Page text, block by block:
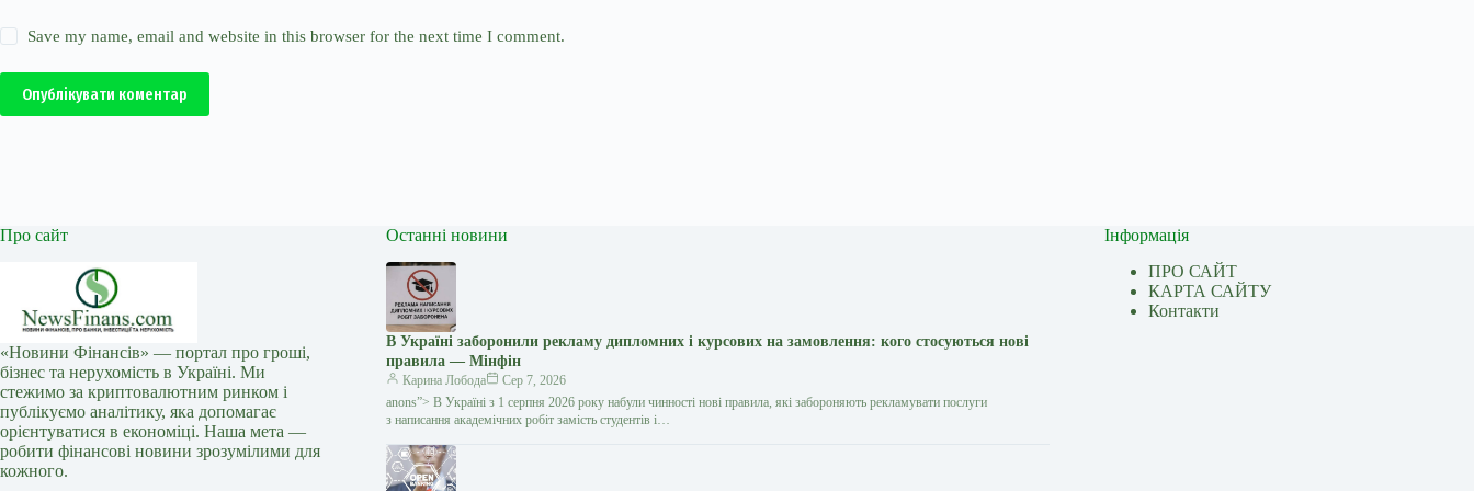
Save my name, email and website in this browser for the next time I comment.
Опублікувати коментар
Про сайт
«Новини Фінансів» — портал про гроші,
бізнес та нерухомість в Україні. Ми
стежимо за криптовалютним ринком і
публікуємо аналітику, яка допомагає
орієнтуватися в економіці. Наша мета —
робити фінансові новини зрозумілими для
кожного.
Останні новини
В Україні заборонили рекламу дипломних і курсових на замовлення: кого стосуються нові
правила — Мінфін
Карина Лобода
Сер 7, 2026
anons”> В Україні з 1 серпня 2026 року набули чинності нові правила, які забороняють рекламувати послуги
з написання академічних робіт замість студентів і…
Інформація
ПРО САЙТ
КАРТА САЙТУ
Контакти